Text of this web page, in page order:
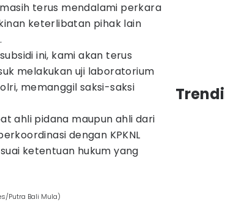
terus mendalami perkara
keterlibatan pihak lain
ini, kami akan terus
melakukan uji laboratorium
memanggil saksi-saksi
ahli pidana maupun ahli dari
dengan KPKNL
ketentuan hukum yang
Putra Bali Mula)